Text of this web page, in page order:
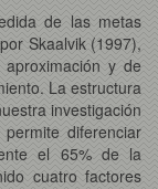
de las metas
Skaalvik (1997),
y de
La estructura
investigación
diferenciar
el 65% de la
cuatro factores